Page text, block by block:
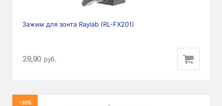
Зажим для зонта Raylab (RL-FX201)
29,90 руб.
-35%